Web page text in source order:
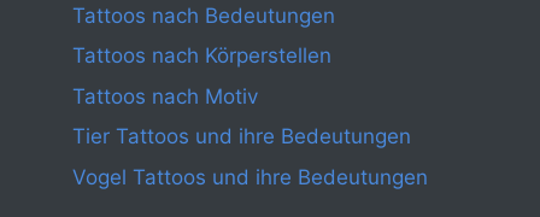
Tattoos nach Bedeutungen
Tattoos nach Körperstellen
Tattoos nach Motiv
Tier Tattoos und ihre Bedeutungen
Vogel Tattoos und ihre Bedeutungen